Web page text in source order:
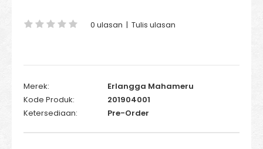
0 ulasan | Tulis ulasan
Merek:
Erlangga Mahameru
Kode Produk:
201904001
Ketersediaan:
Pre-Order